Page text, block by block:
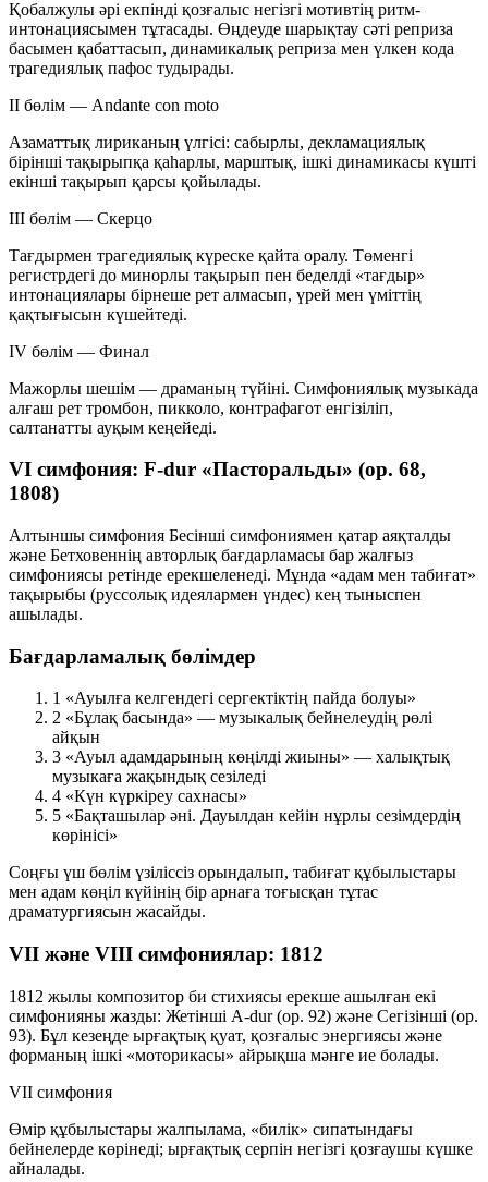
Қобалжулы әрі екпінді қозғалыс негізгі мотивтің ритм-
интонациясымен тұтасады. Өңдеуде шарықтау сәті реприза
басымен қабаттасып, динамикалық реприза мен үлкен кода
трагедиялық пафос тудырады.
II бөлім — Andante con moto
Азаматтық лириканың үлгісі: сабырлы, декламациялық
бірінші тақырыпқа қаһарлы, марштық, ішкі динамикасы күшті
екінші тақырып қарсы қойылады.
III бөлім — Скерцо
Тағдырмен трагедиялық күреске қайта оралу. Төменгі
регистрдегі до минорлы тақырып пен беделді «тағдыр»
интонациялары бірнеше рет алмасып, үрей мен үміттің
қақтығысын күшейтеді.
IV бөлім — Финал
Мажорлы шешім — драманың түйіні. Симфониялық музыкада
алғаш рет тромбон, пикколо, контрафагот енгізіліп,
салтанатты ауқым кеңейеді.
VI симфония: F-dur «Пасторальды» (op. 68,
1808)
Алтыншы симфония Бесінші симфониямен қатар аяқталды
және Бетховеннің авторлық бағдарламасы бар жалғыз
симфониясы ретінде ерекшеленеді. Мұнда «адам мен табиғат»
тақырыбы (руссолық идеялармен үндес) кең тыныспен
ашылады.
Бағдарламалық бөлімдер
1 «Ауылға келгендегі сергектіктің пайда болуы»
2 «Бұлақ басында» — музыкалық бейнелеудің рөлі
айқын
3 «Ауыл адамдарының көңілді жиыны» — халықтық
музыкаға жақындық сезіледі
4 «Күн күркіреу сахнасы»
5 «Бақташылар әні. Дауылдан кейін нұрлы сезімдердің
көрінісі»
Соңғы үш бөлім үзіліссіз орындалып, табиғат құбылыстары
мен адам көңіл күйінің бір арнаға тоғысқан тұтас
драматургиясын жасайды.
VII және VIII симфониялар: 1812
1812 жылы композитор би стихиясы ерекше ашылған екі
симфонияны жазды: Жетінші A-dur (op. 92) және Сегізінші (op.
93). Бұл кезеңде ырғақтық қуат, қозғалыс энергиясы және
форманың ішкі «моторикасы» айрықша мәнге ие болады.
VII симфония
Өмір құбылыстары жалпылама, «билік» сипатындағы
бейнелерде көрінеді; ырғақтық серпін негізгі қозғаушы күшке
айналады.